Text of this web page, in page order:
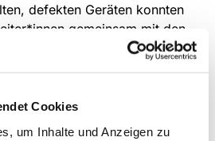
Cookies
um Inhalte und Anzeigen zu
defekten Geräten konnten
gemeinsam mit den
reparieren. Bei dei Geräten